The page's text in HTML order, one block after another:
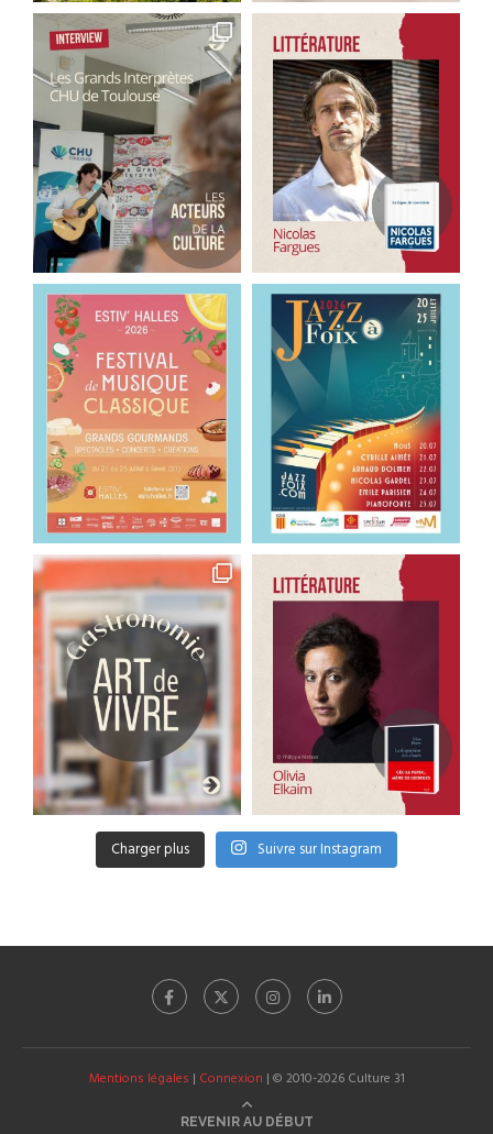
Charger plus Suivre sur Instagram
Mentions légales | Connexion | © 2010-2026 Culture 31
REVENIR AU DÉBUT